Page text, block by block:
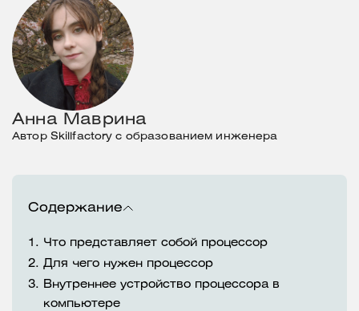
Содержание
1. Что представляет собой процессор
2. Для чего нужен процессор
3.
Внутреннее устройство процессора в
компьютере
Анна Маврина
Автор Skillfactory с образованием инженера